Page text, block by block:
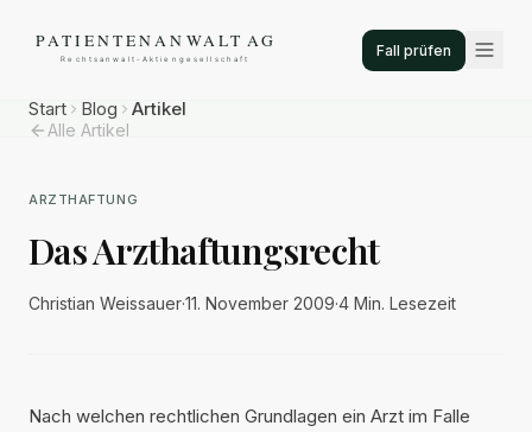
Fall prüfen
Start Blog Artikel
Alle Artikel
ARZTHAFTUNG
Das Arzthaftungsrecht
Christian Weissauer·11. November 2009·4 Min. Lesezeit
Nach welchen rechtlichen Grundlagen ein Arzt im Falle